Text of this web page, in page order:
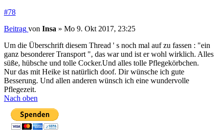
#78
Beitrag von Insa » Mo 9. Okt 2017, 23:25
Um die Überschrift diesem Thread ' s noch mal auf zu fassen : "ein
ganz besonderer Transport ", das war und ist er wohl wirklich. Alles
süße, hübsche und tolle Cocker.Und alles tolle Pflegekörbchen.
Nur das mit Heike ist natürlich doof. Dir wünsche ich gute
Besserung. Und allen anderen wünsch ich eine wundervolle
Pflegezeit.
Nach oben